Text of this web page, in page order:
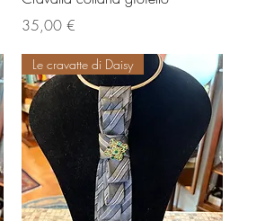
Prezzo
35,00 €
Le cravatte di Daisy